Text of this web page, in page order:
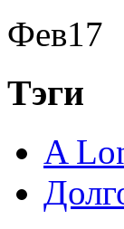
Фев17
Тэги
A